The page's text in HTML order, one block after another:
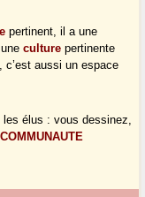
pertinent, il a une
uneculture pertinente
c’est aussi un espace
élus : vous dessinez,
COMMUNAUTE